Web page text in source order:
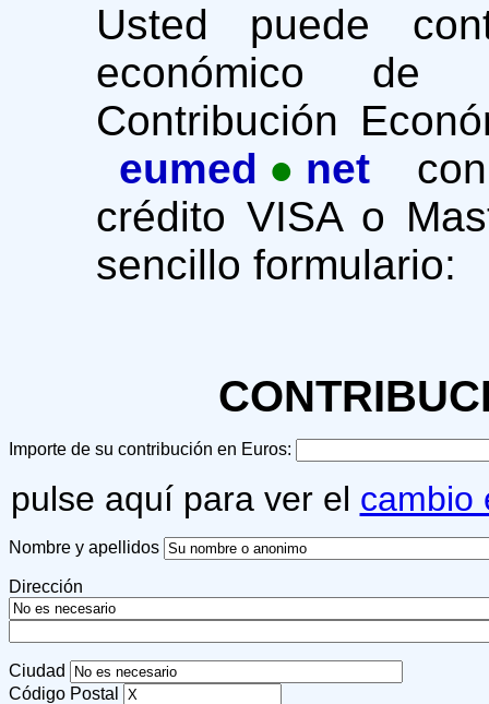
Usted puede
económico
Contribución
eumed ● net
crédito VISA o
sencillo formulario:
Importe de su contribución en Euros:
pulse aquí para ver el cambio
Nombre y apellidos
Dirección
Ciudad
Código Postal